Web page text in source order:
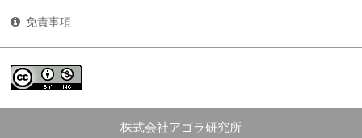
免責事項
株式会社アゴラ研究所